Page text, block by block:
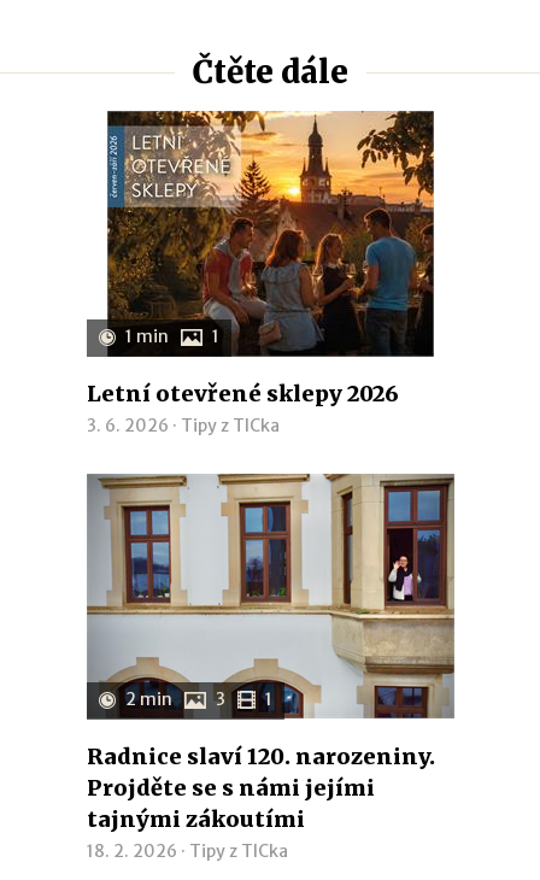
Čtěte dále
1 min 1
Letní otevřené sklepy 2026
3. 6. 2026 · Tipy z TICka
2 min 3 1
Radnice slaví 120. narozeniny.
Projděte se s námi jejími
tajnými zákoutími
18. 2. 2026 · Tipy z TICka